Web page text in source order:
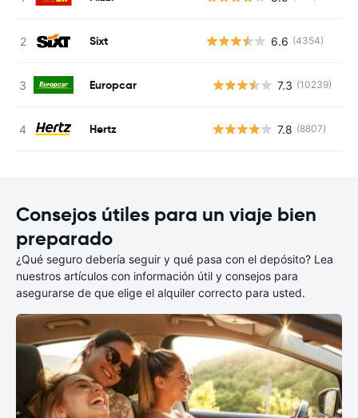
Sixt 6.6 (4354)
Europcar 7.3 (10239)
Hertz 7.8 (8807)
Consejos útiles para un viaje bien
preparado
¿Qué seguro debería seguir y qué pasa con el depósito? Lea
nuestros artículos con información útil y consejos para
asegurarse de que elige el alquiler correcto para usted.